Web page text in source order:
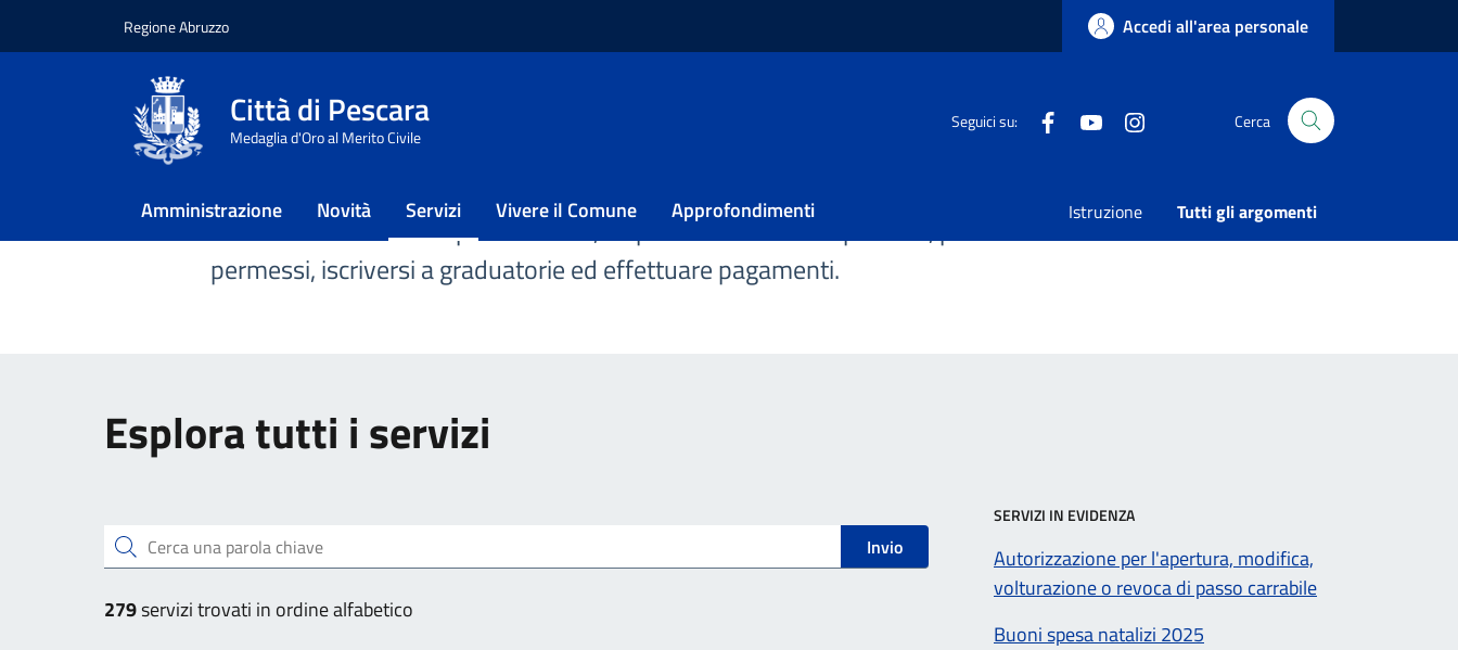
Regione Abruzzo Accedi all'area personale
Città di Pescara
Medaglia d'Oro al Merito Civile
Seguici su: FacebookYoutube Cerca
Amministrazione Novità Servizi Vivere il Comune Approfondimenti Istruzione Tutti gli argomenti
Home / Servizi
Servizi
Tutti i servizi comunali per i cittadini, disponibili online o a sportello, per richiedere documenti e
permessi, iscriversi a graduatorie ed effettuare pagamenti.
Esplora tutti i servizi
Cerca una parola chiave Invio
279servizi trovati in ordine alfabetico
SERVIZI IN EVIDENZA
Autorizzazione per l'apertura, modifica,
volturazione o revoca di passo carrabile
Buoni spesa natalizi 2025